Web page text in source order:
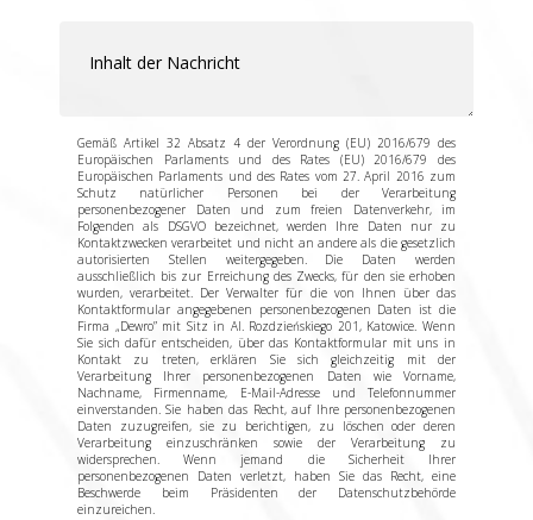
Gemäß Artikel 32 Absatz 4 der Verordnung (EU) 2016/679 des
Europäischen Parlaments und des Rates (EU) 2016/679 des
Europäischen Parlaments und des Rates vom 27. April 2016 zum
Schutz natürlicher Personen bei der Verarbeitung
personenbezogener Daten und zum freien Datenverkehr, im
Folgenden als DSGVO bezeichnet, werden Ihre Daten nur zu
Kontaktzwecken verarbeitet und nicht an andere als die gesetzlich
autorisierten Stellen weitergegeben. Die Daten werden
ausschließlich bis zur Erreichung des Zwecks, für den sie erhoben
wurden, verarbeitet. Der Verwalter für die von Ihnen über das
Kontaktformular angegebenen personenbezogenen Daten ist die
Firma „Dewro” mit Sitz in Al. Rozdzieńskiego 201, Katowice. Wenn
Sie sich dafür entscheiden, über das Kontaktformular mit uns in
Kontakt zu treten, erklären Sie sich gleichzeitig mit der
Verarbeitung Ihrer personenbezogenen Daten wie Vorname,
Nachname, Firmenname, E-Mail-Adresse und Telefonnummer
einverstanden. Sie haben das Recht, auf Ihre personenbezogenen
Daten zuzugreifen, sie zu berichtigen, zu löschen oder deren
Verarbeitung einzuschränken sowie der Verarbeitung zu
widersprechen. Wenn jemand die Sicherheit Ihrer
personenbezogenen Daten verletzt, haben Sie das Recht, eine
Beschwerde beim Präsidenten der Datenschutzbehörde
einzureichen.